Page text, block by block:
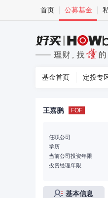
首页 公募基金
基金首页 定投专
王嘉鹏 FOF
任职公司
学历
当前公司投资年限
投资经理年限
基本信息